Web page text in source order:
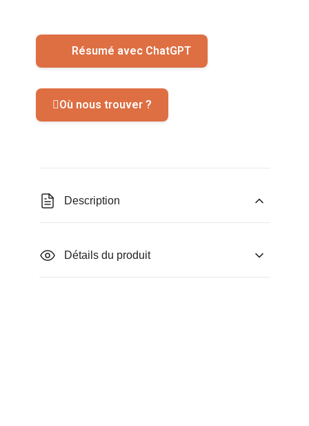
Résumé avec ChatGPT
Où nous trouver ?
Description
Détails du produit